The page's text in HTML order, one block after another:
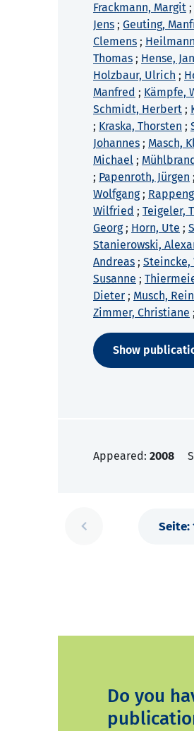
Frackmann, Margit ;
Jens ; Geuting,
Clemens ;
Thomas ; Hense, Jan
Holzbaur, Ulrich ;
Manfred ; Kämpfe,
Schmidt, Herbert ;
; Kraska, Thorsten ;
Johannes ; Masch,
Michael ;
; Papenroth, Jürgen ;
Wolfgang;
Wilfried ; Teigeler,
Georg; Horn, Ute ;
Stanierowski,
Andreas ; Steincke,
Susanne ;
Dieter ; Musch,
Zimmer, Christiane ;
Show
Appeared: 2008
Do you